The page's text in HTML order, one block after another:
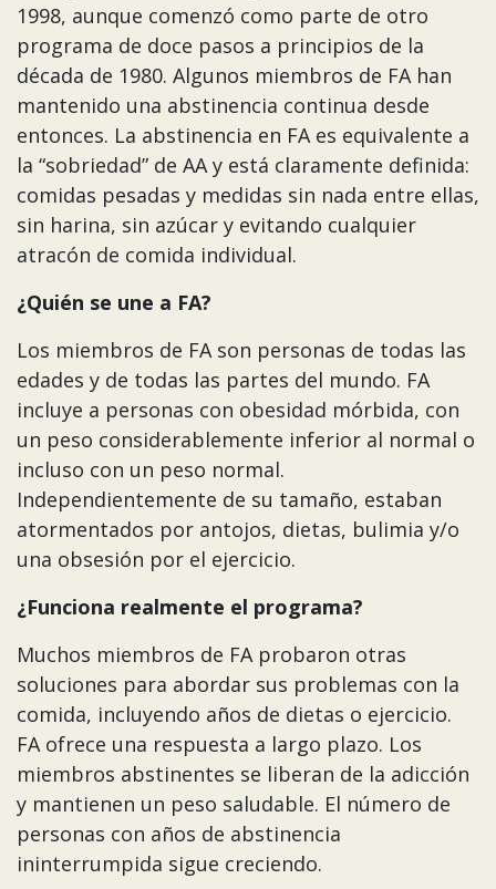
1998, aunque comenzó como parte de otro
programa de doce pasos a principios de la
década de 1980. Algunos miembros de FA han
mantenido una abstinencia continua desde
entonces. La abstinencia en FA es equivalente a
la “sobriedad” de AA y está claramente definida:
comidas pesadas y medidas sin nada entre ellas,
sin harina, sin azúcar y evitando cualquier
atracón de comida individual.
¿Quién se une a FA?
Los miembros de FA son personas de todas las
edades y de todas las partes del mundo. FA
incluye a personas con obesidad mórbida, con
un peso considerablemente inferior al normal o
incluso con un peso normal.
Independientemente de su tamaño, estaban
atormentados por antojos, dietas, bulimia y/o
una obsesión por el ejercicio.
¿Funciona realmente el programa?
Muchos miembros de FA probaron otras
soluciones para abordar sus problemas con la
comida, incluyendo años de dietas o ejercicio.
FA ofrece una respuesta a largo plazo. Los
miembros abstinentes se liberan de la adicción
y mantienen un peso saludable. El número de
personas con años de abstinencia
ininterrumpida sigue creciendo.